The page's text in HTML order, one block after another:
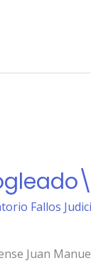
Fallos
Juan